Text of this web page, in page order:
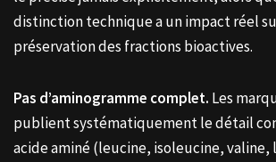
distinction technique a un impact réel
préservation des fractions bioactives.
Pas d’aminogramme complet. Les
publient systématiquement le détail
acide aminé (leucine, isoleucine, valine,